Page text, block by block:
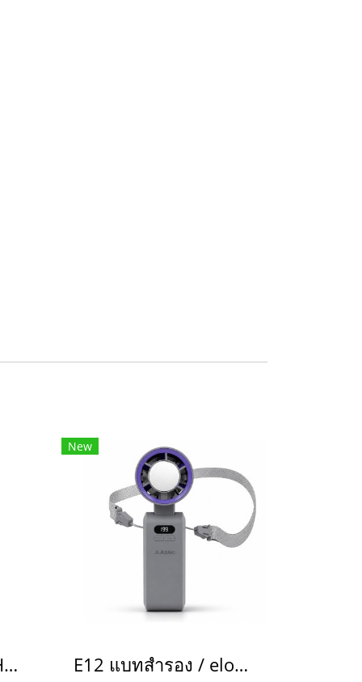
HF-04 พัดลมมือถือ Handy-Fan(copy)(copy)(copy)(copy)(copy)(copy)(copy)(copy)
New
E12 แบทสำรอง / eloop power bank(copy)(copy)(copy)(copy)(copy)(copy)(copy)(copy)(copy)(copy)(copy)(copy)(copy)(copy)(copy)(copy)(copy)(copy)(copy)(copy)(copy)(copy)(copy)(copy)(copy)(copy)(copy)(copy)(copy)(copy)